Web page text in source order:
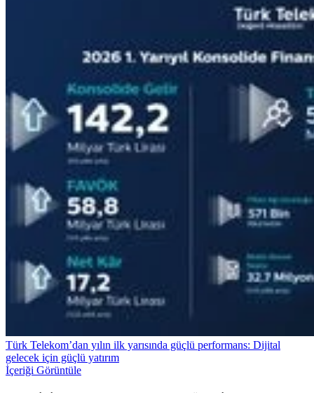
Türk Telekom’dan yılın ilk yarısında güçlü performans: Dijital
gelecek için güçlü yatırım
İçeriği Görüntüle